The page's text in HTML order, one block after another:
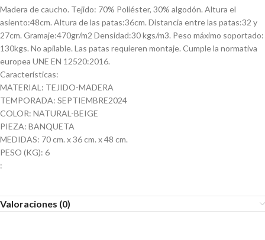
Madera de caucho. Tejido: 70% Poliéster, 30% algodón. Altura el
asiento:48cm. Altura de las patas:36cm. Distancia entre las patas:32 y
27cm. Gramaje:470gr/m2 Densidad:30 kgs/m3. Peso máximo soportado:
130kgs. No apilable. Las patas requieren montaje. Cumple la normativa
europea UNE EN 12520:2016.
Características:
MATERIAL: TEJIDO-MADERA
TEMPORADA: SEPTIEMBRE2024
COLOR: NATURAL-BEIGE
PIEZA: BANQUETA
MEDIDAS: 70 cm. x 36 cm. x 48 cm.
PESO (KG): 6
:
Valoraciones (0)